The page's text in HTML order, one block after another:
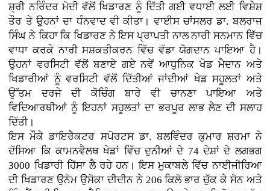
ਸ਼੍ਰੀ ਨਰਿੰਦਰ ਮੋਦੀ ਵੱਲੋਂ ਖਿਡਾਰਣ ਨੂੰ ਦਿੱਤੀ ਗਈ ਵਧਾਈ ਲਈ ਵਿਸ਼ੇਸ਼
ਤੌਰ ਤੇ ਉਹਨਾਂ ਦਾ ਧੰਨਵਾਦ ਵੀ ਕੀਤਾ। ਵਾਈਸ ਚਾਂਸਲਰ ਡਾ. ਬਲਰਾਜ
ਸਿੰਘ ਨੇ ਕਿਹਾ ਕਿ ਖਿਡਾਰਣ ਨੇ ਇਸ ਪ੍ਰਾਪਤੀ ਨਾਲ ਨਾਰੀ ਸਨਮਾਨ ਵਿੱਚ
ਵਾਧਾ ਕਰਕੇ ਨਾਰੀ ਸਸ਼ਕਤੀਕਰਨ ਵਿੱਚ ਵੱਡਾ ਯੋਗਦਾਨ ਪਾਇਆ ਹੈ।
ਉਹਨਾਂ ਵਰਸਿਟੀ ਵੱਲੋਂ ਬਣਾਏ ਗਏ ਨਵੇਂ ਆਧੁਨਿਕ ਖੇਡ ਮੈਦਾਨ ਅਤੇ
ਖਿਡਾਰੀਆਂ ਨੂੰ ਵਰਸਿਟੀ ਵੱਲੋਂ ਦਿੱਤੀਆਂ ਜਾਂਦੀਆਂ ਖੇਡ ਸਹੂਲਤਾਂ ਅਤੇ
ਉੱਤਮ ਦਰਜੇ ਦੀ ਕੋਚਿੰਗ ਬਾਰੇ ਵੀ ਚਾਨਣਾ ਪਾਇਆ ਅਤੇ
ਵਿਦਿਆਰਥੀਆਂ ਨੂੰ ਇਹਨਾਂ ਸਹੂਲਤਾਂ ਦਾ ਭਰਪੂਰ ਲਾਭ ਲੈਣ ਦੀ ਸਲਾਹ
ਦਿੱਤੀ।
ਇਸ ਮੌਕੇ ਡਾਇਰੈਕਟਰ ਸਪੋਰਟਸ ਡਾ. ਬਲਵਿੰਦਰ ਕੁਮਾਰ ਸ਼ਰਮਾ ਨੇ
ਦੱਸਿਆ ਕਿ ਕਾਮਨਵੈਲਥ ਖੇਡਾਂ ਵਿੱਚ ਦੁਨੀਆਂ ਦੇ 74 ਦੇਸ਼ਾਂ ਦੇ ਲਗਭਗ
3000 ਖਿਡਾਰੀ ਹਿੱਸਾ ਲੈ ਰਹੇ ਹਨ। ਇਸ ਮੁਕਾਬਲੇ ਵਿੱਚ ਨਾਈਜੀਰਿਆ
ਦੀ ਖਿਡਾਰਣ ਉਨੋਮ ਉਸੋਕਾ ਦੀਦੀਨ ਨੇ 206 ਕਿਲੋ ਭਾਰ ਚੁੱਕ ਕੇ ਸੋਨ ਅਤੇ